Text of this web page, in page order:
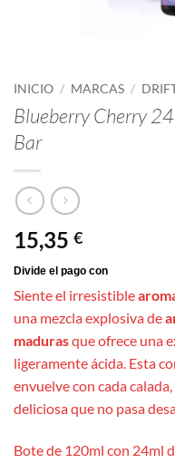
INICIO / MARCAS /
Blueberry Cherry
Bar
15,35 €
Siente el irresistible
una mezcla explosiva de
madurasque ofrece una
ligeramente ácida. Esta
envuelve con cada
deliciosa que no pasa
Bote de 120ml con 24ml